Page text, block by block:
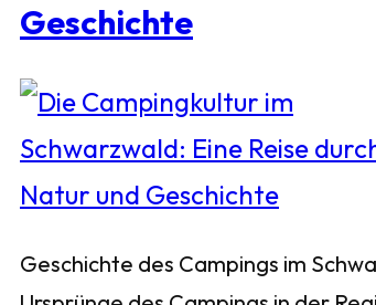
Geschichte
Geschichte des Campings im